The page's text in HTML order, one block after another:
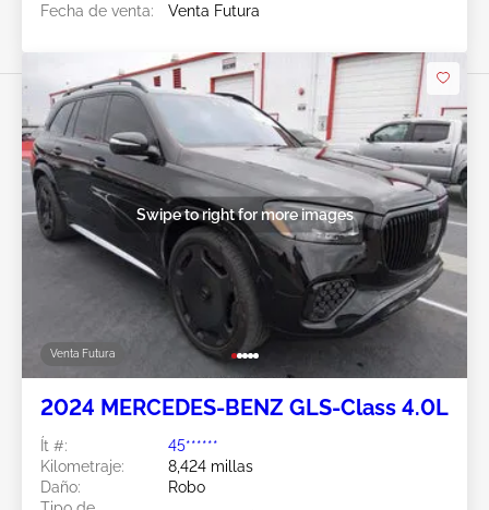
Fecha de venta:
Venta Futura
Venta Futura
Swipe to right for more images
2024 MERCEDES-BENZ GLS-Class 4.0L
Ít #:
45******
Kilometraje:
8,424 millas
Daño:
Robo